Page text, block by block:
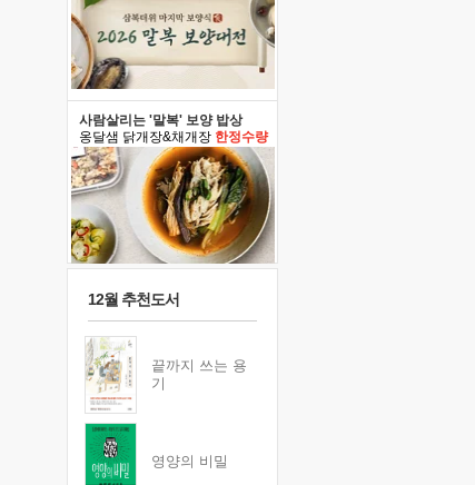
사람살리는 '말복' 보양 밥상
옹달샘 닭개장&채개장 한정수량
12월 추천도서
끝까지 쓰는 용
기
영양의 비밀